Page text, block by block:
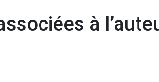
à